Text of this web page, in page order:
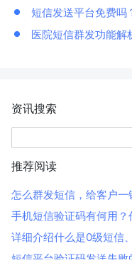
短信发送平台免费吗
医院短信群发功能解
资讯搜索
推荐阅读
怎么群发短信，给客户
手机短信验证码有何用？
详细介绍什么是0级短信
短信平台验证码发送失败